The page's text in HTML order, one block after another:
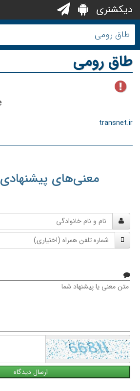
دیکشنری
طاق رومی
transnet.ir
معنی‌های پیشنهادی
و
نام
خانوادگی
شماره
تلفن
متن